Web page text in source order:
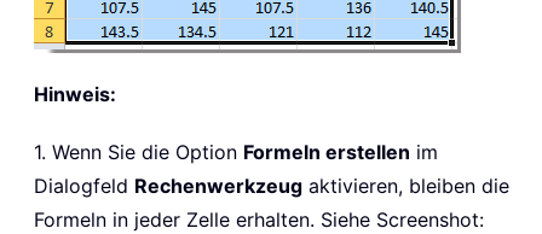
Hinweis:
1. Wenn Sie die Option Formeln erstellen im
Dialogfeld Rechenwerkzeug aktivieren, bleiben die
Formeln in jeder Zelle erhalten. Siehe Screenshot: